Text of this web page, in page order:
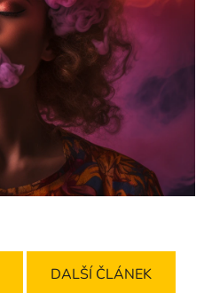
DALŠÍ ČLÁNEK